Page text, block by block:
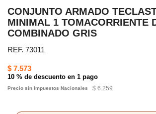
CONJUNTO ARMADO
MINIMAL 1 TOMACORRIENTE
COMBINADO GRIS
REF. 73011
$ 7.573
10 % de descuento en 1 pago
Precio sin Impuestos Nacionales $ 6.259